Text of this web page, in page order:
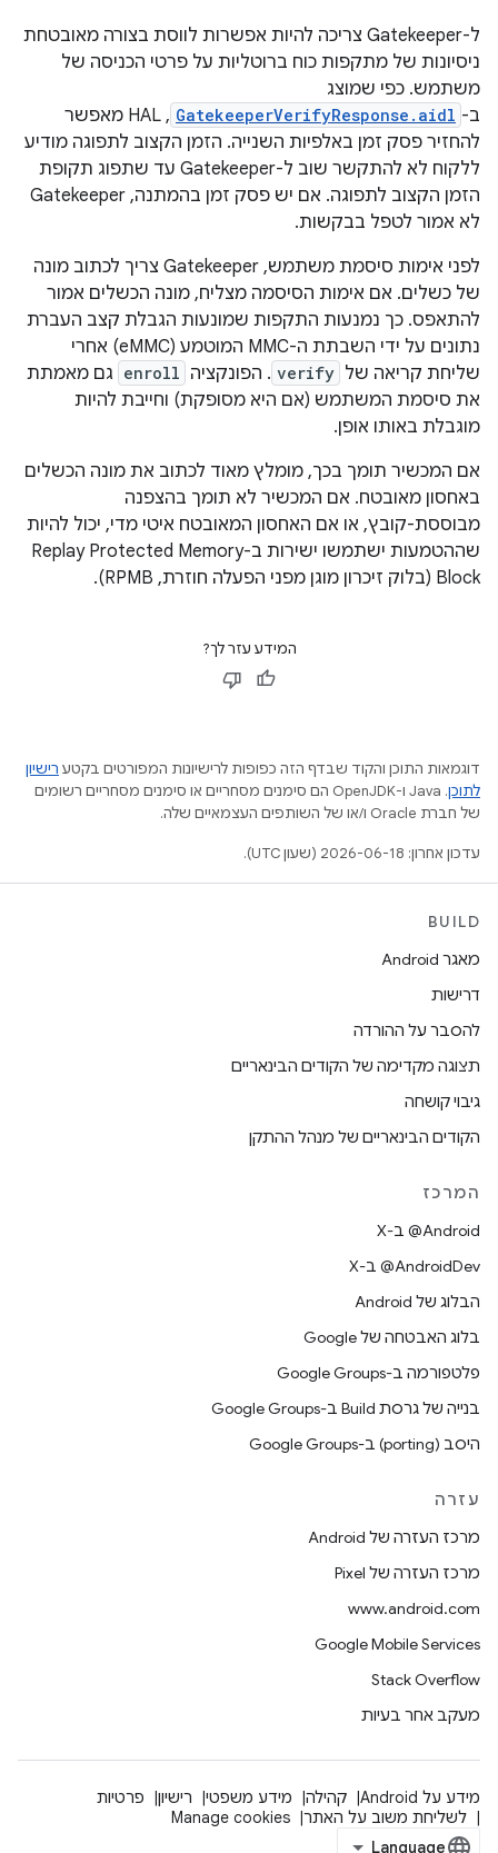
ל-Gatekeeper צריכה להיות אפשרות לווסת בצורה מאובטחת
ניסיונות של מתקפות כוח ברוטליות על פרטי הכניסה של
משתמש. כפי שמוצג
ב- GatekeeperVerifyResponse.aidl
,‏ HAL מאפשר
להחזיר פסק זמן באלפיות השנייה. הזמן הקצוב לתפוגה מודיע
ללקוח לא להתקשר שוב ל-Gatekeeper עד שתפוג תקופת
הזמן הקצוב לתפוגה. אם יש פסק זמן בהמתנה, Gatekeeper
לא אמור לטפל בבקשות.
לפני אימות סיסמת משתמש, Gatekeeper צריך לכתוב מונה
של כשלים. אם אימות הסיסמה מצליח, מונה הכשלים אמור
להתאפס. כך נמנעות התקפות שמונעות הגבלת קצב העברת
נתונים על ידי השבתת ה-MMC המוטמע (eMMC) אחרי
שליחת קריאה של verify . הפונקציה enroll גם מאמתת
את סיסמת המשתמש (אם היא מסופקת) וחייבת להיות
מוגבלת באותו אופן.
אם המכשיר תומך בכך, מומלץ מאוד לכתוב את מונה הכשלים
באחסון מאובטח. אם המכשיר לא תומך בהצפנה
מבוססת-קובץ, או אם האחסון המאובטח איטי מדי, יכול להיות
שההטמעות ישתמשו ישירות ב-Replay Protected Memory
Block (בלוק זיכרון מוגן מפני הפעלה חוזרת, RPMB).
המידע עזר לך?
דוגמאות התוכן והקוד שבדף הזה כפופות לרישיונות המפורטים בקטע רישיון
לתוכן
.‏ Java ו-OpenJDK הם סימנים מסחריים או סימנים מסחריים רשומים
של חברת Oracle ו/או של השותפים העצמאיים שלה.
עדכון אחרון: 2026-06-18 (שעון UTC).
BUILD
מאגר Android
דרישות
להסבר על ההורדה
תצוגה מקדימה של הקודים הבינאריים
גיבוי קושחה
הקודים הבינאריים של מנהל ההתקן
המרכז
‫‎@Android ב-X
‫‎@AndroidDev ב-X
הבלוג של Android
בלוג האבטחה של Google
פלטפורמה ב-Google Groups
בנייה של גרסת Build ב-Google Groups
היסב (porting) ב-Google Groups
עזרה
מרכז העזרה של Android
מרכז העזרה של Pixel
www.android.com
Google Mobile Services
Stack Overflow
מעקב אחר בעיות
מידע על Android קהילה מידע משפטי רישיון
פרטיות
לשליחת משוב על האתר
Manage cookies